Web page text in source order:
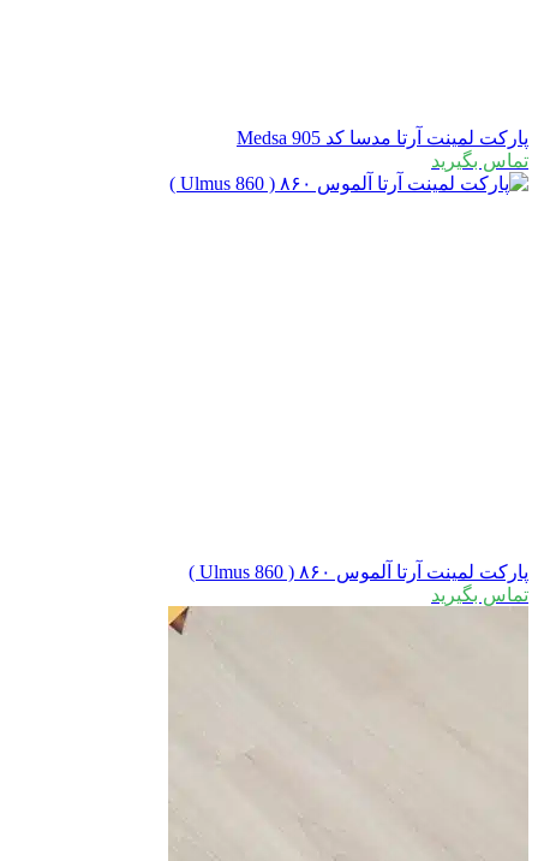
پارکت لمینت آرتا مدسا کد Medsa 905
تماس بگیرید
پارکت لمینت آرتا آلموس ۸۶۰ ( Ulmus 860 )
تماس بگیرید